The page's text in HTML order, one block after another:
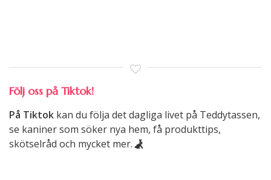
Följ oss på Tiktok!
På Tiktok kan du följa det dagliga livet på Teddytassen,
se kaniner som söker nya hem, få produkttips,
skötselråd och mycket mer.